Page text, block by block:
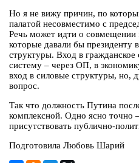
Но я не вижу причин, по
палатой несовместимо с
Речь может идти о совмещении
которые давали бы президенту
структуры. Вход в
систему – через ОП, в
вход в силовые структуры,
вопрос.
Так что должность Путина
комплексной. Одно ясно точно
присутствовать публично-
Подготовила Любовь Шарий